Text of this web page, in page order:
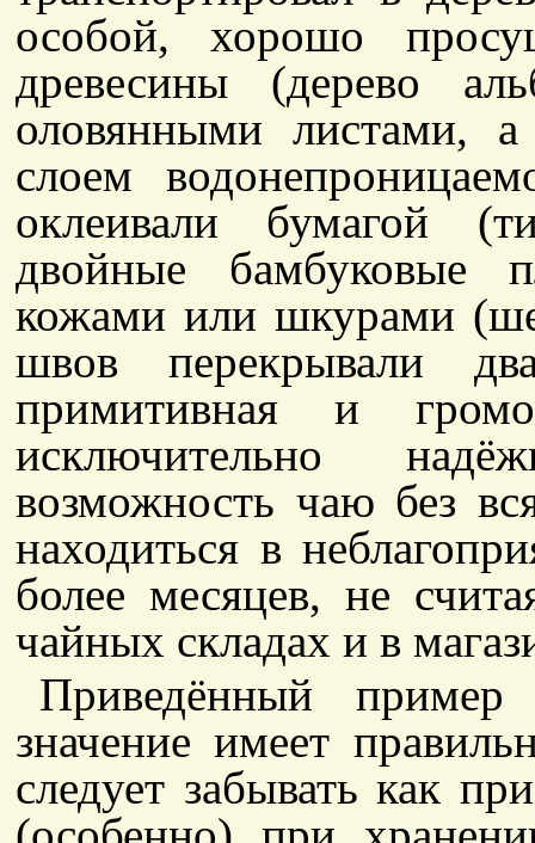
особой, хорошо
древесины (дерево
оловянными листами,
слоем
оклеивали бумагой
двойные бамбуковые
кожами или шкурами
швов перекрывали
примитивная и
исключительно
возможность чаю без
находиться в
более месяцев, не
чайных складах и в
Приведённый пример
значение имеет
следует забывать как